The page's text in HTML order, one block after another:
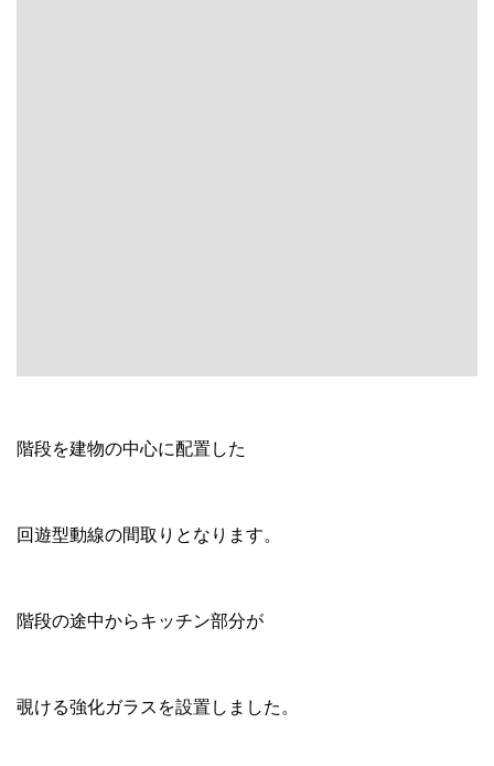
階段を建物の中心に配置した
回遊型動線の間取りとなります。
階段の途中からキッチン部分が
覗ける強化ガラスを設置しました。